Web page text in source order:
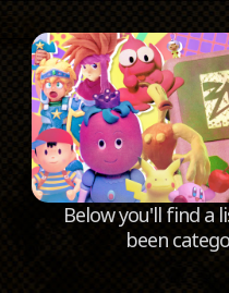
Below you'll find a
been